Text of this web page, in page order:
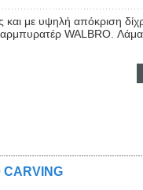
με υψηλή απόκριση
WALBRO.
CARVING